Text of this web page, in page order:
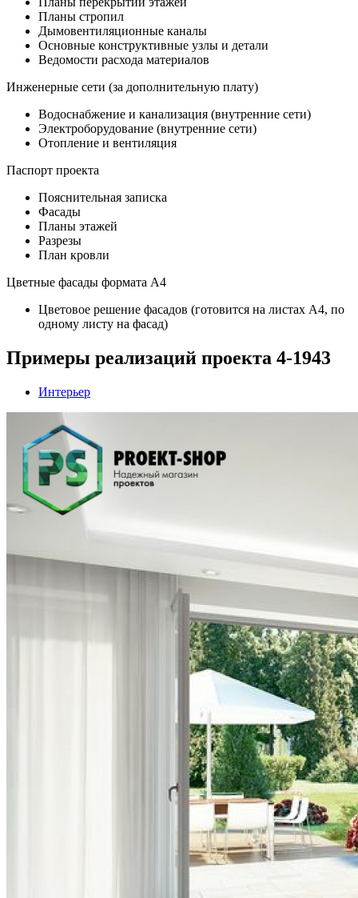
Планы стропил
Дымовентиляционные каналы
Основные конструктивные узлы и детали
Ведомости расхода материалов
Инженерные сети (за дополнительную плату)
Водоснабжение и канализация (внутренние сети)
Электроборудование (внутренние сети)
Отопление и вентиляция
Паспорт проекта
Пояснительная записка
Фасады
Планы этажей
Разрезы
План кровли
Цветные фасады формата А4
Цветовое решение фасадов (готовится на листах А4, по
одному листу на фасад)
Примеры реализаций проекта 4-1943
Интерьер